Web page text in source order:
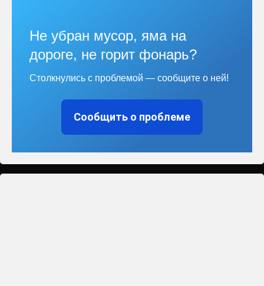
Не убран мусор, яма на
дороге, не горит фонарь?
Столкнулись с проблемой — сообщите о ней!
Сообщить о проблеме